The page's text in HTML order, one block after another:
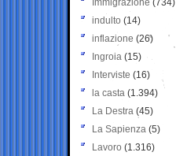
Immigrazione (734)
indulto (14)
inflazione (26)
Ingroia (15)
Interviste (16)
la casta (1.394)
La Destra (45)
La Sapienza (5)
Lavoro (1.316)